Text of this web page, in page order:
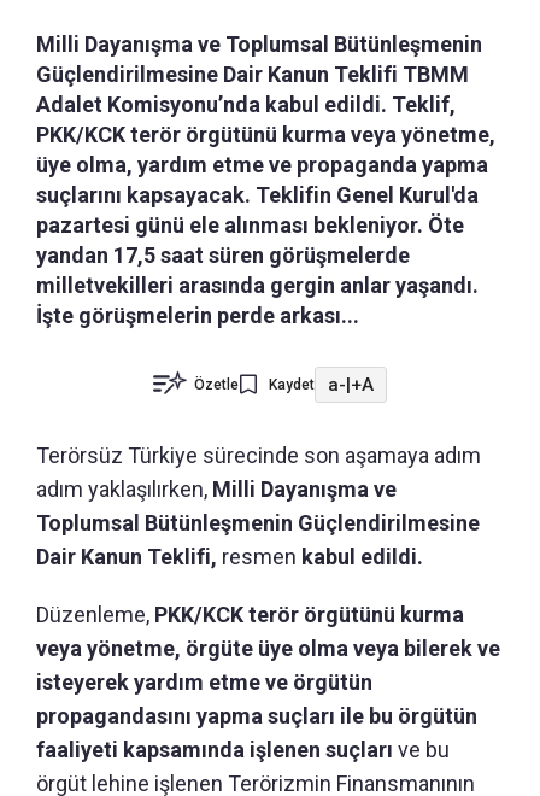
Milli Dayanışma ve Toplumsal Bütünleşmenin
Güçlendirilmesine Dair Kanun Teklifi TBMM
Adalet Komisyonu’nda kabul edildi. Teklif,
PKK/KCK terör örgütünü kurma veya yönetme,
üye olma, yardım etme ve propaganda yapma
suçlarını kapsayacak. Teklifin Genel Kurul'da
pazartesi günü ele alınması bekleniyor. Öte
yandan 17,5 saat süren görüşmelerde
milletvekilleri arasında gergin anlar yaşandı.
İşte görüşmelerin perde arkası...
Özetle Kaydet a-|+A
Terörsüz Türkiye sürecinde son aşamaya adım
adım yaklaşılırken, Milli Dayanışma ve
Toplumsal Bütünleşmenin Güçlendirilmesine
Dair Kanun Teklifi, resmen kabul edildi.
Düzenleme, PKK/KCK terör örgütünü kurma
veya yönetme, örgüte üye olma veya bilerek ve
isteyerek yardım etme ve örgütün
propagandasını yapma suçları ile bu örgütün
faaliyeti kapsamında işlenen suçları ve bu
örgüt lehine işlenen Terörizmin Finansmanının